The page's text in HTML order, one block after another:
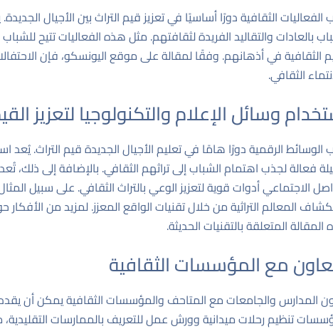
الفعاليات الثقافية دورًا أساسيًا في تعزيز قيم التراث بين الأجيال
بالعادات والتقاليد الفريدة لثقافتهم. مثل هذه الفعاليات تتيح
الثقافية في أذهانهم. وفقًا لمقالة على موقعاليونسكو، فإن
الثقافي.
وسائل الإعلام والتكنولوجيا لتعزيز
الوسائط الرقمية دورًا هامًا في تعليم الأجيال الجديدة قيم التراث. يُعد
فعالة لجذب اهتمام الشباب إلى تراثهم الثقافي. بالإضافة إلى ذلك،
الاجتماعي أدوات قوية لتعزيز الوعي بالتراث الثقافي. على سبيل
المعالم التراثية من خلال تقنيات الواقع المعزز. لمزيد من
المقالة المتعلقة بالتقنيات الحديثة.
مع المؤسسات الثقافية
المدارس والجامعات مع المتاحف والمؤسسات الثقافية يمكن أن
تنظيم رحلات ميدانية وورش عمل للتعريف بالممارسات